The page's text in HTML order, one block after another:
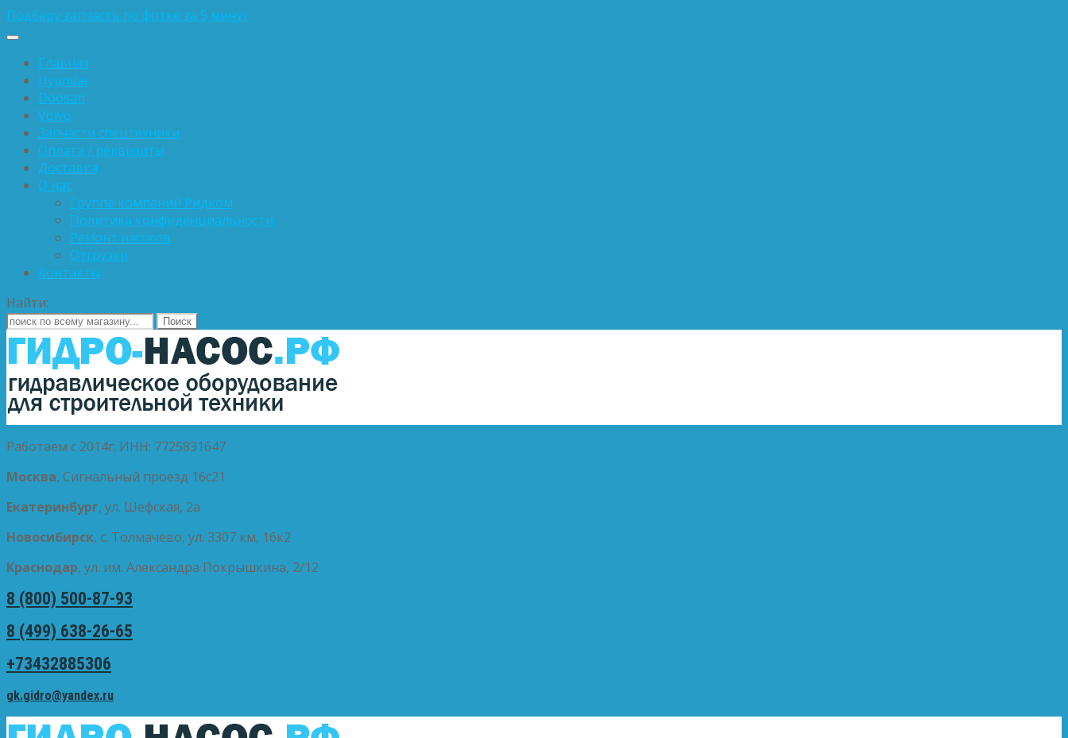
Подберу запчасть по фотке за 5 минут
Главная
Hyundai
Doosan
Volvo
Запчасти спецтехники
Оплата / реквизиты
Доставка
О нас
Группа компаний Ридком
Политика конфиденциальности
Ремонт насосов
Отгрузки
Контакты
Найти:
Работаем с 2014г. ИНН: 7725831647
Москва, Сигнальный проезд 16с21
Екатеринбург, ул. Шефская, 2а
Новосибирск, с. Толмачево, ул. 3307 км, 16к2
Краснодар, ул. им. Александра Покрышкина, 2/12
8 (800) 500-87-93
8 (499) 638-26-65
+73432885306
gk.gidro@yandex.ru